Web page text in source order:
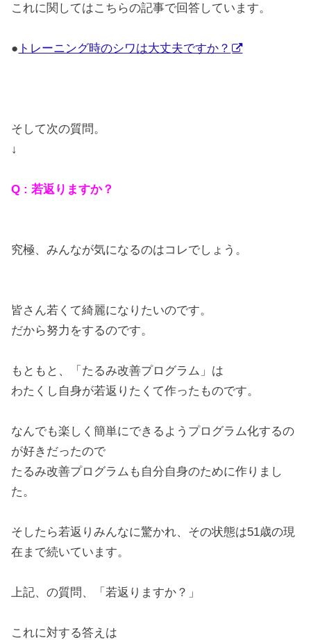
これに関してはこちらの記事で回答しています。
● トレーニング時のシワは大丈夫ですか？
そして次の質問。
↓
Q : 若返りますか？
究極、みんなが気になるのはコレでしょう。
皆さん若くて綺麗になりたいのです。
だから努力をするのです。
もともと、「たるみ改善プログラム」は
わたくし自身が若返りたくて作ったものです。
なんでも楽しく簡単にできるようプログラム化するの
が好きだったので
たるみ改善プログラムも自分自身のために作りまし
た。
そしたら若返りみんなに驚かれ、その状態は51歳の現
在まで続いています。
上記、の質問、「若返りますか？」
これに対する答えは